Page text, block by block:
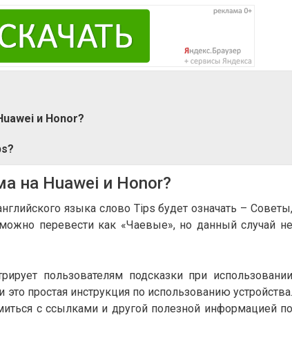
и Honor?
на Huawei и Honor?
языка слово Tips будет означать – Советы,
перевести как «Чаевые», но данный случай не
пользователям подсказки при использовании
простая инструкция по использованию устройства.
с ссылками и другой полезной информацией по